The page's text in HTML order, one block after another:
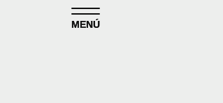
MENÚ